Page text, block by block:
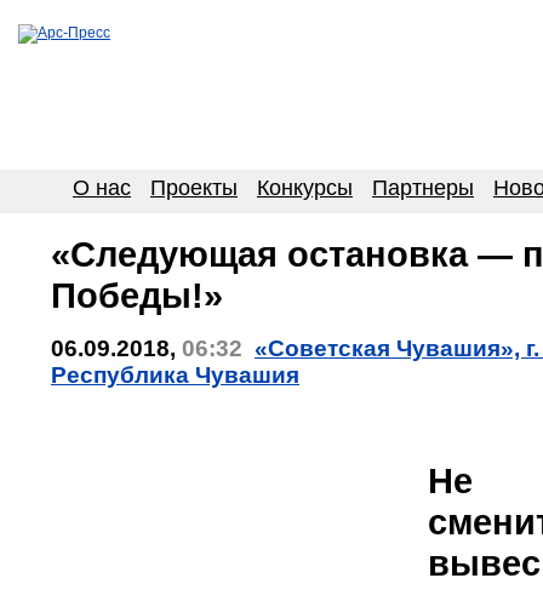
О нас Проекты Конкурсы Партнеры
«Следующая остановка —
Победы!»
06.09.2018, 06:32 «Советская Чувашия»,
Республика Чувашия
Не